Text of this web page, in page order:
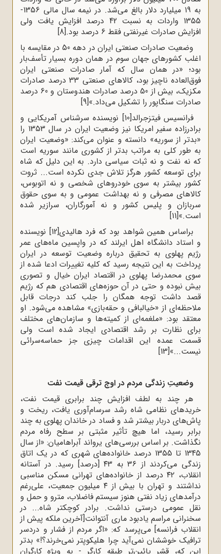
به 19 میلیارد دلار بالغ می‌شد. در نیمه سال مالی 1356-
1355 واردات به نسبت 42 درصد افزایش یافت ولی
افزایش صادرات غیرنفتی فقط 6 درصد بود.
[8]
وضعیت صادرات صنعتی ایران در دهه 50 در مقایسه با
اغلب کشورهای جهان سوم در همان دوره بسیار تأسف‌بار
بود؛ «در همان سال که آمار صادرات صنعتی ایران
فوق‌العاده ناچیز بود، کالاهای صنعتی 33 درصد صادرات
مکزیک، بیش از 50 درصد صادرات هندوستان و 60 درصد
صادرات سنگاپور را تشکیل می‌داد.»[9]
فرانسیس فیتزجرالد[10]
نویسنده سرشناس آمریکایی و
برادرزاده سفیر امریکا نیز وضعیت ایران در سال 1353 را
«بدتر از سوریه» دانسته و عنوان می‌کند: «وضعیت ایران
به طور کلی به مراتب بدتر از کشوری مانند سوریه است
که نه نفت و نه ثبات سیاسی دارد. به این دلیل که شاه
برای توسعه کشور هرگز تلاش جدی نکرده است... ثروت
کشور بیشتر به سوی خودروهای شخصی و نه ‌اتوبوس،
کالاهای مصرفی و نه بهداشت عمومی و به سوی حقوق
سربازان و پلیس کشور و نه ‌آمورگاران، سرازیر شده
است.»[11]
براساس همین شواهد بود که فرد هالیدی[12]
نویسنده
و استاد دانشگاه اهل ایرلند که در واپسین ماه‌های عمر
رژیم پهلوی به تحقیق درباره وضعیت توسعه در ایران
پرداخت به این نتیجه رسید که کلیه تغییرات ادعا شده از
سوی محمدرضا پهلوی در اقتصاد ایران خیال و تصوری
بیش نبوده و حتی در آن حوزه‌های اقتصادی هم که رژیم
قصد داشت توجه همگان را جلب کند درجات قابل
ملاحظه‌ای از «خیالبافی و حقه‌بازی» مشاهده می‌شود. او
معتقد بود: «ملغمه‌ای از کمیته‌ها و سازمان‌های مختلف
برای نظارت بر رشد اقتصادی ایجاد شده است ولی
قسمت عمده این اقدامات چیزی جز حماسه‌سرائی
نیست...»[13]
وضعیتِ زندگی مردم در اوج ترقی قیمت نفت
هر چند به لطف افزایش چند برابری قیمت نفت،
خریدهای نظامی شاه رشد سرسام‌آوری یافت، ریخت و
پاش‌های دربار بیشتر شد و فساد در خاندان پهلوی به چند
برابر رسید، اما هیچ تأثیر مثبتی بر سطح رفاه مردم
نگذاشت. بر اساس بررسی‌های یرواند آبراهامیان: «از سال
1345 تا 1355 درصد خانواده‌های شهری که در یک اتاق
زندگی می‌کردند از ۳۶ به ۴۳ [درصد] رسید. در آستانه
انقلاب، ۴۲ درصد از خانواده‌های تهرانی مسکن مناسبی
نداشتند و تهران با بیش از ۴ میلیون جمعیت، علی‌رغم
درآمدهای زیاد نفتی هنوز سیستم فاضلاب، مترو و حمل و
نقل عمومی درستی نداشت. برادر کوچکتر شاه... در
سخنرانی مراسم یادبود ماری آنتوانت[آخرین ملکه پیش از
انقلاب فرانسه] می‌پرسد که: «اگر مردم از فشار و دردسر
ترافیک خوششان نمی‌آید چرا هلیکوپتر نمی‌خرند؟!» بدتر
این که، قشر پائین‌تر طبقه کارگر - به ویژه کارگران